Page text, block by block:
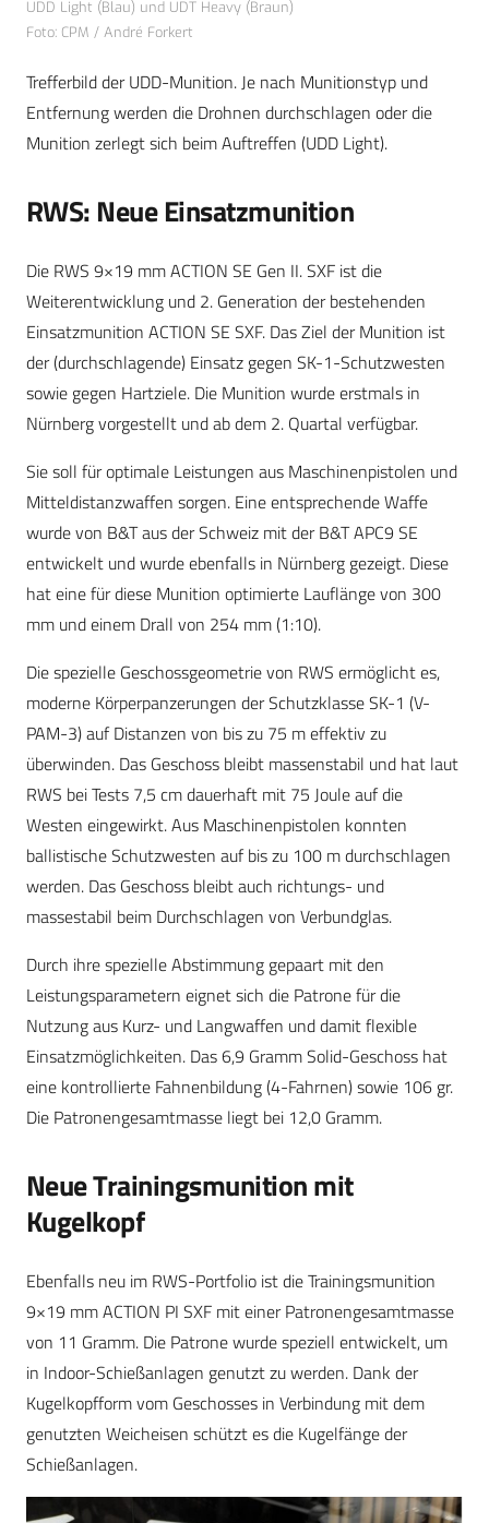
UDD Light (Blau) und UDT Heavy (Braun)
Foto: CPM / André Forkert
Trefferbild der UDD-Munition. Je nach Munitionstyp und
Entfernung werden die Drohnen durchschlagen oder die
Munition zerlegt sich beim Auftreffen (UDD Light).
RWS: Neue Einsatzmunition
Die RWS 9×19 mm ACTION SE Gen II. SXF ist die
Weiterentwicklung und 2. Generation der bestehenden
Einsatzmunition ACTION SE SXF. Das Ziel der Munition ist
der (durchschlagende) Einsatz gegen SK-1-Schutzwesten
sowie gegen Hartziele. Die Munition wurde erstmals in
Nürnberg vorgestellt und ab dem 2. Quartal verfügbar.
Sie soll für optimale Leistungen aus Maschinenpistolen und
Mitteldistanzwaffen sorgen. Eine entsprechende Waffe
wurde von B&T aus der Schweiz mit der B&T APC9 SE
entwickelt und wurde ebenfalls in Nürnberg gezeigt. Diese
hat eine für diese Munition optimierte Lauflänge von 300
mm und einem Drall von 254 mm (1:10).
Die spezielle Geschossgeometrie von RWS ermöglicht es,
moderne Körperpanzerungen der Schutzklasse SK-1 (V-
PAM-3) auf Distanzen von bis zu 75 m effektiv zu
überwinden. Das Geschoss bleibt massenstabil und hat laut
RWS bei Tests 7,5 cm dauerhaft mit 75 Joule auf die
Westen eingewirkt. Aus Maschinenpistolen konnten
ballistische Schutzwesten auf bis zu 100 m durchschlagen
werden. Das Geschoss bleibt auch richtungs- und
massestabil beim Durchschlagen von Verbundglas.
Durch ihre spezielle Abstimmung gepaart mit den
Leistungsparametern eignet sich die Patrone für die
Nutzung aus Kurz- und Langwaffen und damit flexible
Einsatzmöglichkeiten. Das 6,9 Gramm Solid-Geschoss hat
eine kontrollierte Fahnenbildung (4-Fahrnen) sowie 106 gr.
Die Patronengesamtmasse liegt bei 12,0 Gramm.
Neue Trainingsmunition mit
Kugelkopf
Ebenfalls neu im RWS-Portfolio ist die Trainingsmunition
9×19 mm ACTION PI SXF mit einer Patronengesamtmasse
von 11 Gramm. Die Patrone wurde speziell entwickelt, um
in Indoor-Schießanlagen genutzt zu werden. Dank der
Kugelkopfform vom Geschosses in Verbindung mit dem
genutzten Weicheisen schützt es die Kugelfänge der
Schießanlagen.